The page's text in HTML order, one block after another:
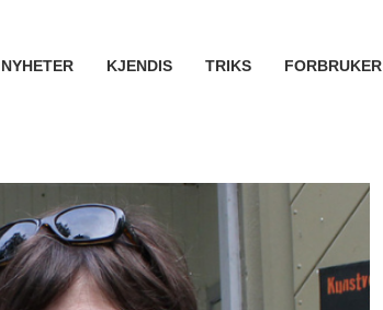
NYHETER KJENDIS TRIKS FORBRUKER